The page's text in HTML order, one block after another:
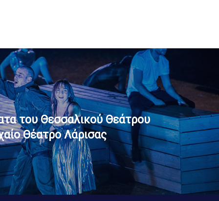
του Θεσσαλικού Θεάτρου
Θέατρο Λάρισας